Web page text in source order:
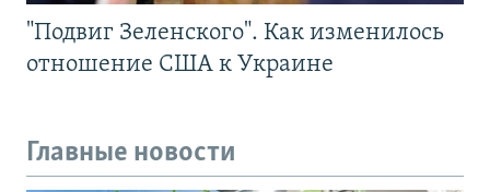
"Подвиг Зеленского". Как изменилось
отношение США к Украине
Главные новости